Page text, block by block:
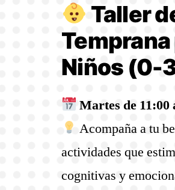
Taller
Niños (0-
Martes de 11:00
Acompaña a tu
actividades que
cognitivas y